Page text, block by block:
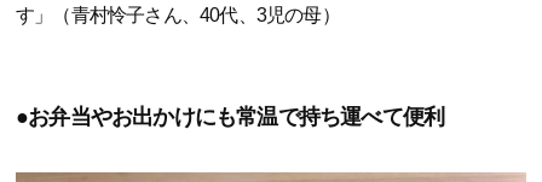
す」（青村怜子さん、40代、3児の母）
●お弁当やお出かけにも常温で持ち運べて便利